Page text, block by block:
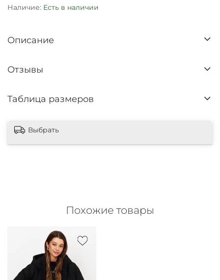
Наличие: Есть в наличии
Описание
Отзывы
Таблица размеров
Выбрать
Похожие товары